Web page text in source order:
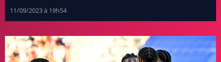
11/09/2023 à 19h54